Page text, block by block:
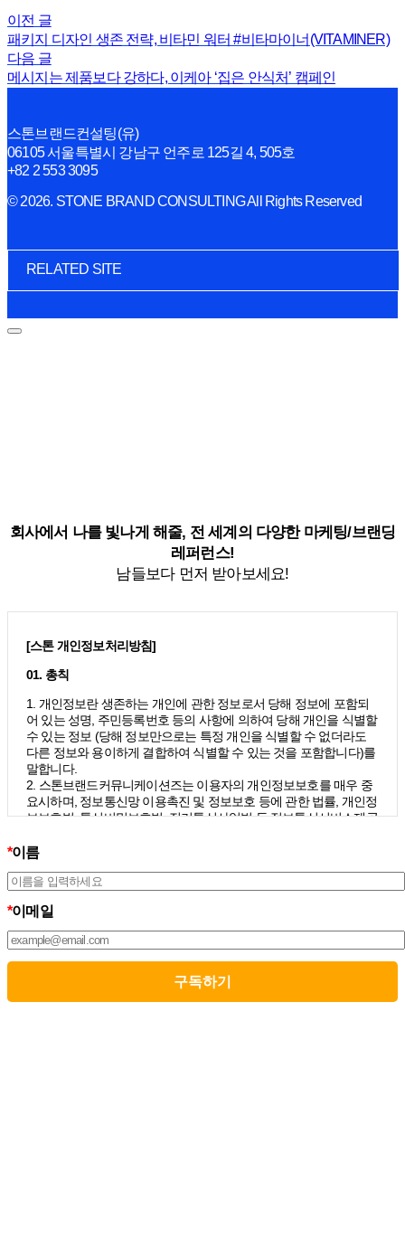
이전 글
패키지 디자인 생존 전략, 비타민 워터 #비타마이너(VITAMINER)
다음 글
메시지는 제품보다 강하다, 이케아 ‘집은 안식처’ 캠페인
스톤브랜드컨설팅(유)
06105 서울특별시 강남구 언주로 125길 4, 505호
+82 2 553 3095
© 2026. STONE BRAND CONSULTING All Rights Reserved
RELATED SITE
회사에서 나를 빛나게 해줄, 전 세계의 다양한 마케팅/브랜딩
레퍼런스!
남들보다 먼저 받아보세요!
[스톤 개인정보처리방침]
01. 총칙
1. 개인정보란 생존하는 개인에 관한 정보로서 당해 정보에 포함되
어 있는 성명, 주민등록번호 등의 사항에 의하여 당해 개인을 식별할
수 있는 정보 (당해 정보만으로는 특정 개인을 식별할 수 없더라도
다른 정보와 용이하게 결합하여 식별할 수 있는 것을 포함합니다)를
말합니다.
2. 스톤브랜드커뮤니케이션즈는 이용자의 개인정보보호를 매우 중
요시하며, 정보통신망 이용촉진 및 정보보호 등에 관한 법률, 개인정
보보호법, 통신비밀보호법, 전기통신사업법 등 정보통신서비스제공
개인정보처리방침을 통하여 이용자가 제공하는 개인정보가 어떠한
치가 취해지고 있는지 알려드립니다.
선을 위하여 개정하는데 필요한 절차를 정하고 있으며, 개인정보처
리방침을 회사의 필요와 사회적 변화에 맞게 변경할 수 있습니다. 그
리고 개인정보처리방침을 개정하는 경우 버전번호 등을 부여하여
개정된 사항을 이용자께서 쉽게 알아볼 수 있도록 하고 있습니다.
02. 수집하는 개인정보의 항목 및 수집방법
*이름
*이메일